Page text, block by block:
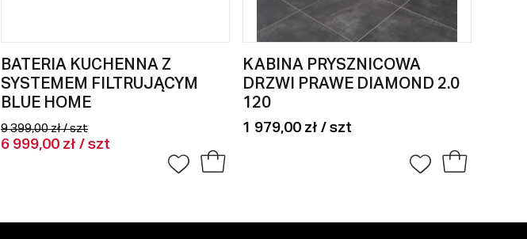
BATERIA KUCHENNA Z
SYSTEMEM FILTRUJĄCYM
BLUE HOME
9 399,00 zł / szt
6 999,00 zł / szt
KABINA PRYSZNICOWA
DRZWI PRAWE DIAMOND 2.0
120
1 979,00 zł / szt